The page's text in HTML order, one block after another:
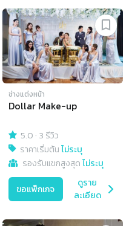
ช่างแต่งหน้า
Dollar Make-up
5.0 · 3 รีวิว
ราคาเริ่มต้นไม่ระบุ
รองรับแขกสูงสุดไม่ระบุ
ขอแพ็กเกจ
ดูราย
ละเอียด